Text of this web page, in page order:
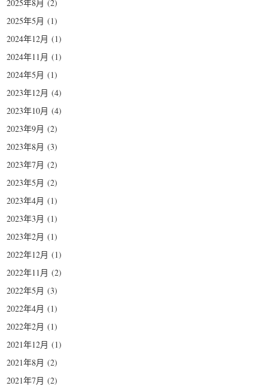
2025年8月 (2)
2025年5月 (1)
2024年12月 (1)
2024年11月 (1)
2024年5月 (1)
2023年12月 (4)
2023年10月 (4)
2023年9月 (2)
2023年8月 (3)
2023年7月 (2)
2023年5月 (2)
2023年4月 (1)
2023年3月 (1)
2023年2月 (1)
2022年12月 (1)
2022年11月 (2)
2022年5月 (3)
2022年4月 (1)
2022年2月 (1)
2021年12月 (1)
2021年8月 (2)
2021年7月 (2)